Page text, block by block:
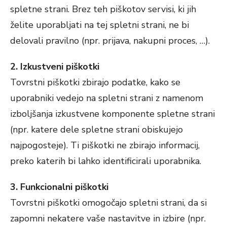
spletne strani. Brez teh piškotov servisi, ki jih
želite uporabljati na tej spletni strani, ne bi
delovali pravilno (npr. prijava, nakupni proces, …).
2. Izkustveni piškotki
Tovrstni piškotki zbirajo podatke, kako se
uporabniki vedejo na spletni strani z namenom
izboljšanja izkustvene komponente spletne strani
(npr. katere dele spletne strani obiskujejo
najpogosteje). Ti piškotki ne zbirajo informacij,
preko katerih bi lahko identificirali uporabnika.
3. Funkcionalni piškotki
Tovrstni piškotki omogočajo spletni strani, da si
zapomni nekatere vaše nastavitve in izbire (npr.